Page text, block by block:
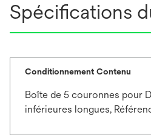
Spécifications
Conditionnement Contenu
Boîte de 5 couronnes pour
inférieures longues,